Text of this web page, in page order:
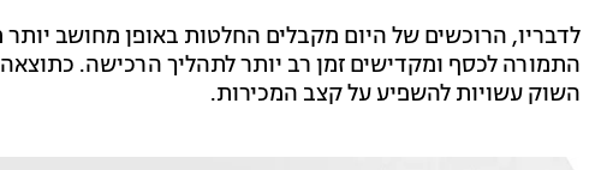
לדבריו, הרוכשים של היום מקבלים החלטות באופן מחושב
התמורה לכסף ומקדישים זמן רב יותר לתהליך הרכישה.
השוק עשויות להשפיע על קצב המכירות.